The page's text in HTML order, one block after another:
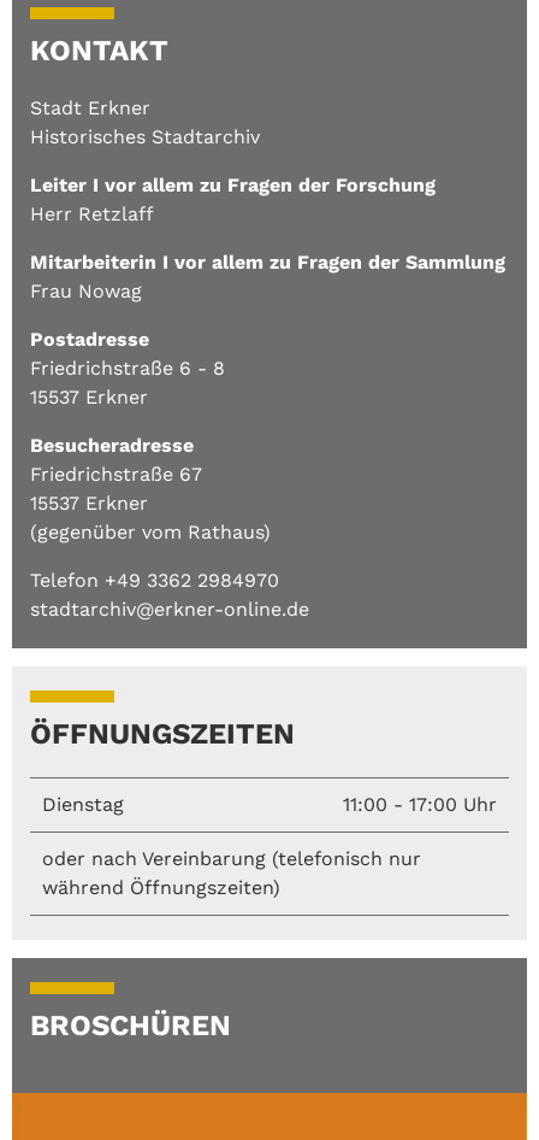
KONTAKT
Stadt Erkner
Historisches Stadtarchiv
Leiter I vor allem zu Fragen der Forschung
Herr Retzlaff
Mitarbeiterin I vor allem zu Fragen der Sammlung
Frau Nowag
Postadresse
Friedrichstraße 6 - 8
15537 Erkner
Besucheradresse
Friedrichstraße 67
15537 Erkner
(gegenüber vom Rathaus)
Telefon +49 3362 2984970
stadtarchiv@erkner-online.de
ÖFFNUNGSZEITEN
Dienstag 11:00 - 17:00 Uhr
oder nach Vereinbarung (telefonisch nur
während Öffnungszeiten)
BROSCHÜREN